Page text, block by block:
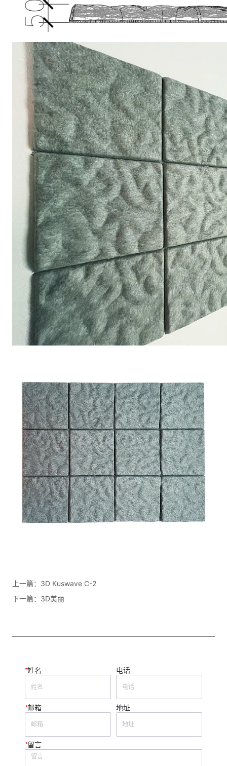
上一篇： 3D Kuswave C-2
下一篇： 3D美丽
*姓名 电话
*邮箱 地址
*留言